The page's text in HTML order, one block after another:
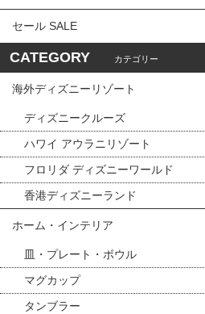
セール SALE
CATEGORY カテゴリー
海外ディズニーリゾート
ディズニークルーズ
ハワイ アウラニリゾート
フロリダ ディズニーワールド
香港ディズニーランド
ホーム・インテリア
皿・プレート・ボウル
マグカップ
タンブラー